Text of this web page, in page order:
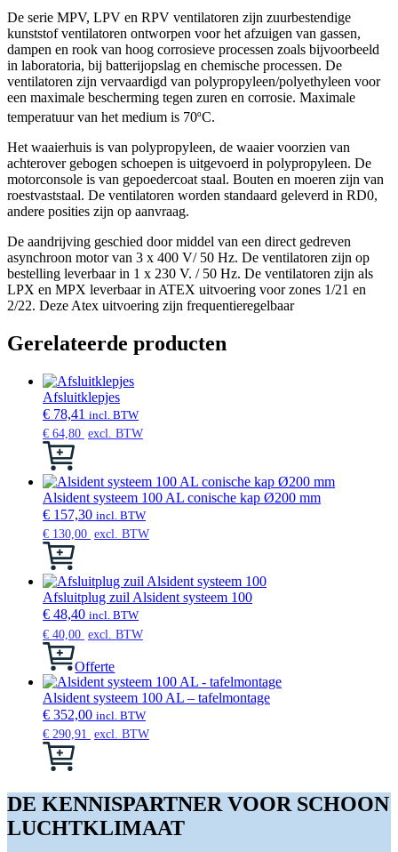
De serie MPV, LPV en RPV ventilatoren zijn zuurbestendige
kunststof ventilatoren ontworpen voor het afzuigen van gassen,
dampen en rook van hoog corrosieve processen zoals bijvoorbeeld
in laboratoria, bij batterijopslag en chemische processen. De
ventilatoren zijn vervaardigd van polypropyleen/polyethyleen voor
een maximale bescherming tegen zuren en corrosie. Maximale
temperatuur van het medium is 70oC.
Het waaierhuis is van polypropyleen, de waaier voorzien van
achterover gebogen schoepen is uitgevoerd in polypropyleen. De
motorconsole is van gepoedercoat staal. Bouten en moeren zijn van
roestvaststaal. De ventilatoren worden standaard geleverd in RD0,
andere posities zijn op aanvraag.
De aandrijving geschied door middel van een direct gedreven
asynchroon motor van 3 x 400 V/ 50 Hz. De ventilatoren zijn op
bestelling leverbaar in 1 x 230 V. / 50 Hz. De ventilatoren zijn als
LPX en MPX leverbaar in ATEX uitvoering voor zones 1/21 en
2/22. Deze Atex uitvoering zijn frequentieregelbaar
Gerelateerde producten
Afsluitklepjes
€ 78,41 incl. BTW
€ 64,80 excl. BTW
Dit
heeft
meerdere
variaties.
Deze
optie
gekozen
worden
op
de
productpagina
Alsident systeem 100 AL conische kap Ø200 mm
€ 157,30 incl. BTW
€ 130,00 excl. BTW
Dit
heeft
meerdere
variaties.
Deze
optie
kan
gekozen
worden
op
de
productpagina
Afsluitplug zuil Alsident systeem 100
€ 48,40 incl. BTW
€ 40,00 excl. BTW
Offerte
Alsident systeem 100 AL – tafelmontage
€ 352,00 incl. BTW
€ 290,91 excl. BTW
Dit
meerdere
variaties.
Deze
DE KENNISPARTNER VOOR SCHOON
LUCHTKLIMAAT